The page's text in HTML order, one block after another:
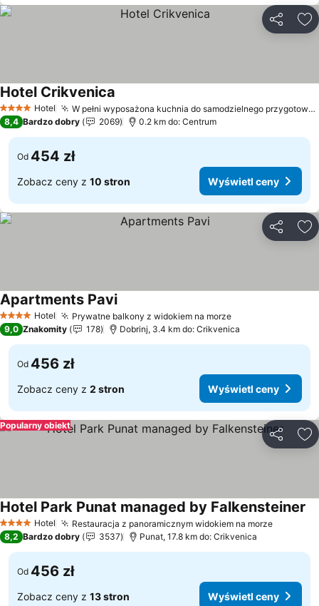
4 KategoriaHotel W pełni wyposażona kuchnia do samodzielnego przygotowywania posiłków
Hotel Crikvenica
8,4 Bardzo dobry 2069 0.2 km do: Centrum
Od 454 zł
Zobacz ceny z 10 stron Wyświetl ceny
4 KategoriaHotel Prywatne balkony z widokiem na morzeWyświetl ceny
Apartments PaviWyświetl ceny
9,0 Znakomity 178 Dobrinj, 3.4 km do: Crikvenica
Od 456 zł
Zobacz ceny z 2 stron Wyświetl ceny
Popularny obiekt
4 KategoriaHotel Restauracja z panoramicznym widokiem na morze
Hotel Park Punat managed by Falkensteiner
8,2 Bardzo dobry 3537 Punat, 17.8 km do: Crikvenica
Od 456 zł
Zobacz ceny z 13 stron Wyświetl ceny